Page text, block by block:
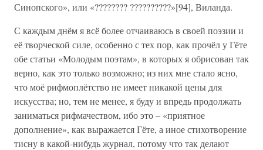
Синопского», или «???????? ??????????»[94], Виланда.
С каждым днём я всё более отчаиваюсь в своей поэзии и
её творческой силе, особенно с тех пор, как прочёл у Гёте
обе статьи «Молодым поэтам», в которых я обрисован так
верно, как это только возможно; из них мне стало ясно,
что моё рифмоплётство не имеет никакой цены для
искусства; но, тем не менее, я буду и впредь продолжать
заниматься рифмачеством, ибо это – «приятное
дополнение», как выражается Гёте, а иное стихотворение
тисну в какой-нибудь журнал, потому что так делают